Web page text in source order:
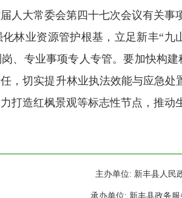
人大常委会第四十七次会议有关事
林业资源管护根基，立足新丰“九
、专业事项专人专管。要加快构
，切实提升林业执法效能与应急
打造红枫景观等标志性节点，推动
主办单位: 新丰县人
承办单位: 新丰县政务